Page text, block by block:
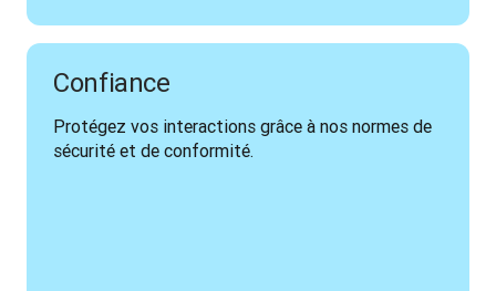
Confiance
Protégez vos interactions grâce à nos normes de
sécurité et de conformité.